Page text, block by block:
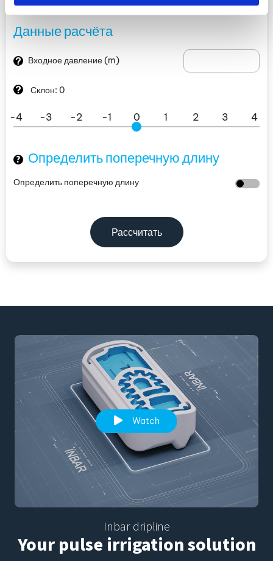
Данные расчёта
? Входное давление(m)
? Склон:0
-4 -3 -2 -1 0 1 2 3 4
? Определить поперечную длину
Определить поперечную длину
Рассчитать
Watch
Inbar dripline
Your pulse irrigation solution